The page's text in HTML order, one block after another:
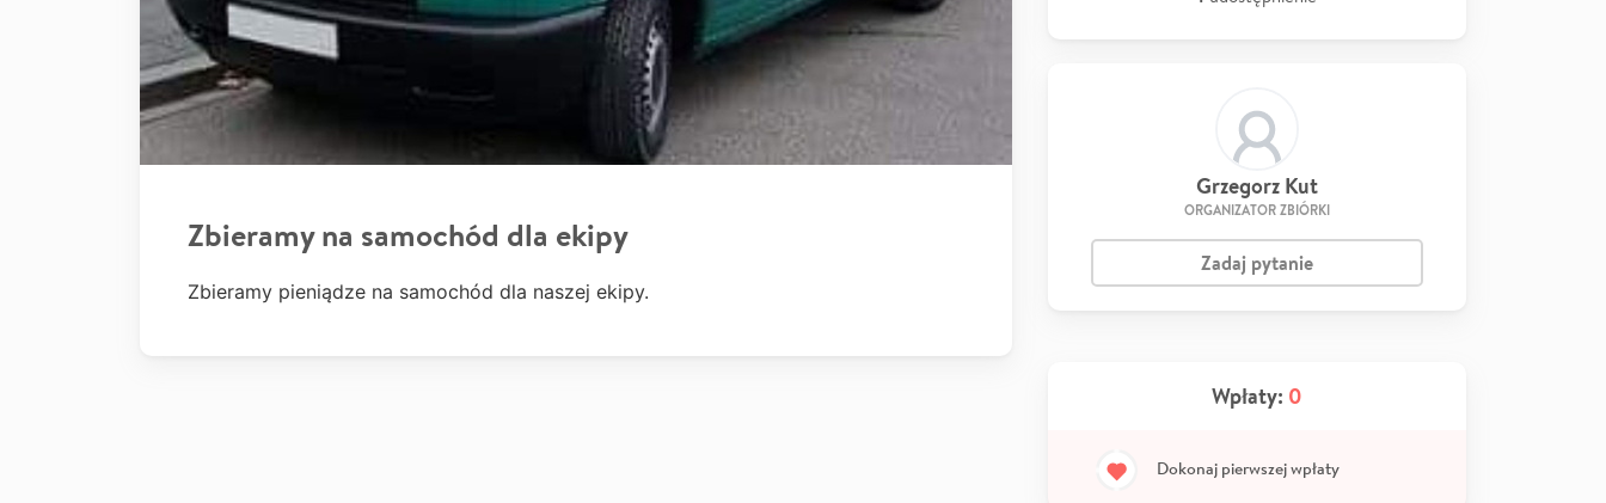
Zbieramy na samochód dla ekipy
Zbieramy pieniądze na samochód dla naszej ekipy.
Grzegorz Kut
ORGANIZATOR ZBIÓRKI
Zadaj pytanie
Wpłaty: 0
Dokonaj pierwszej wpłaty